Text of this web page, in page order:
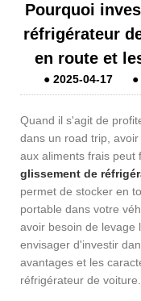
Pourquoi
réfrigérateur
en route et
● 2025-04-17 ●
Quand il s'agit de
dans un road trip,
aux aliments frais peut
glissement de
permet de stocker en
portable dans votre
avoir besoin de levage
envisager d'investir
avantages et les
réfrigérateur de voiture.